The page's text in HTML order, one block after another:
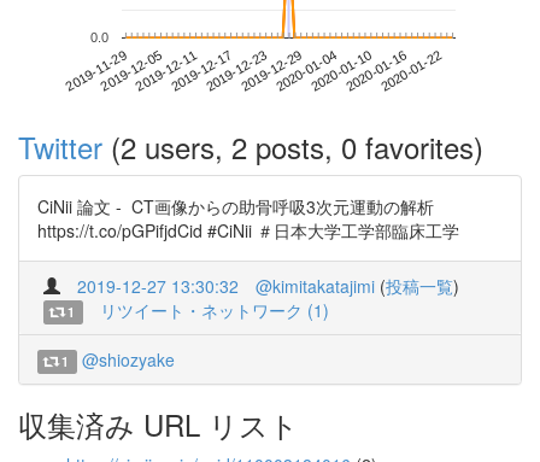
2019-11-292019-12-052019-12-112019-12-172019-12-232019-12-292020-01-042020-01-102020-01-162020-01-22
0.0
Twitter (2 users, 2 posts, 0 favorites)
CiNii 論文 - CT画像からの助骨呼吸3次元運動の解析
https://t.co/pGPifjdCid #CiNii ＃日本大学工学部臨床工学
2019-12-27 13:30:32 @kimitakatajimi (投稿一覧)
1 リツイート・ネットワーク (1)
1 @shiozyake
収集済み URL リスト